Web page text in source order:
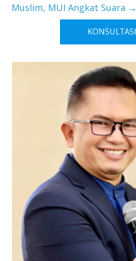
Muslim, MUI Angkat Suara →
KONSULTASI